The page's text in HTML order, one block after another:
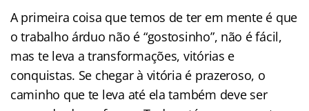
A primeira coisa que temos de ter em mente é que
o trabalho árduo não é “gostosinho”, não é fácil,
mas te leva a transformações, vitórias e
conquistas. Se chegar à vitória é prazeroso, o
caminho que te leva até ela também deve ser